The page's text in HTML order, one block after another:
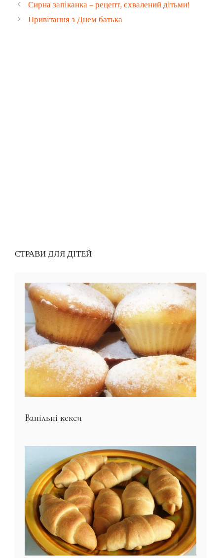
Сирна запіканка – рецепт, схвалений дітьми!
Привітання з Днем батька
СТРАВИ ДЛЯ ДІТЕЙ
Ванільні кекси